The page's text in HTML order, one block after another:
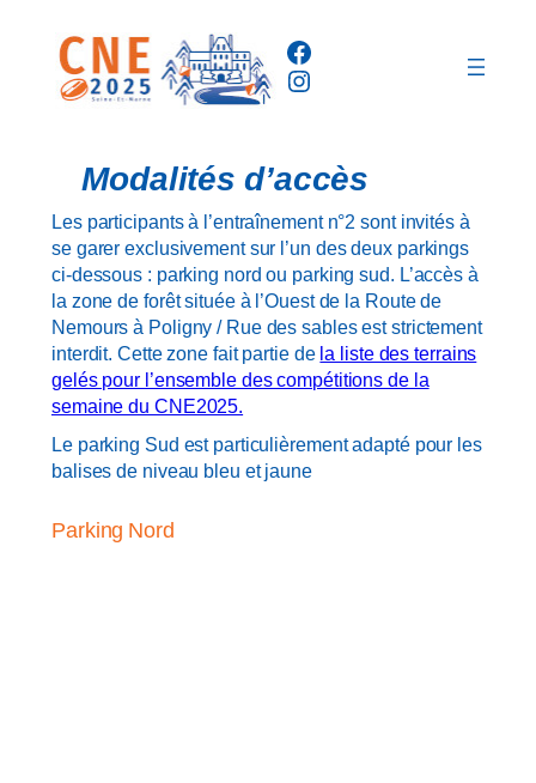
contenu
Facebook
Instagram
Modalités d’accès
Les participants à l’entraînement n°2 sont invités à
se garer exclusivement sur l’un des deux parkings
ci-dessous : parking nord ou parking sud. L’accès à
la zone de forêt située à l’Ouest de la Route de
Nemours à Poligny / Rue des sables est strictement
interdit. Cette zone fait partie de la liste des terrains
gelés pour l’ensemble des compétitions de la
semaine du CNE2025.
Le parking Sud est particulièrement adapté pour les
balises de niveau bleu et jaune
Parking Nord